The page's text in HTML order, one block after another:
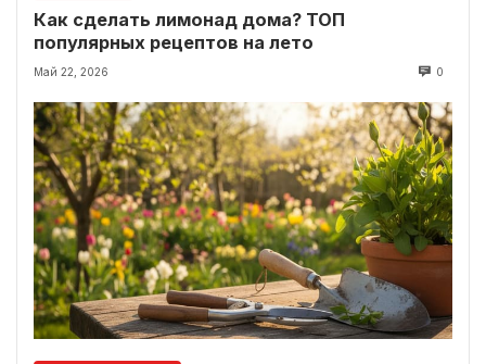
Как сделать лимонад дома? ТОП
популярных рецептов на лето
Май 22, 2026 0